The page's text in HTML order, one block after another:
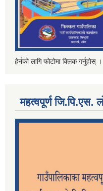
हेर्नको लागि फोटोमा क्लिक गर्नुहोस् ।
महत्वपूर्ण जि.पि.एस.